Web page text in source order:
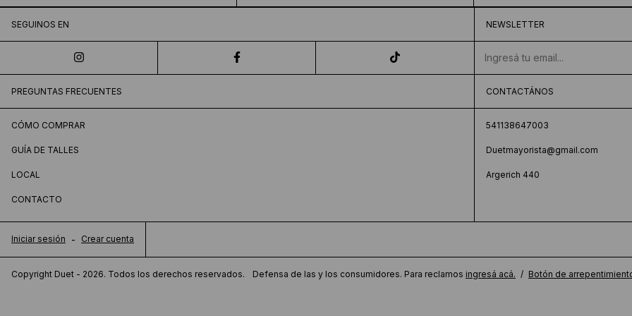
SEGUINOS EN NEWSLETTER
PREGUNTAS FRECUENTES
CÓMO COMPRAR
GUÍA DE TALLES
LOCAL
CONTACTO
CONTACTÁNOS
541138647003
Duetmayorista@gmail.com
Argerich 440
Iniciar sesión - Crear cuenta
Copyright Duet - 2026. Todos los derechos reservados. Defensa de las y los consumidores. Para reclamos ingresá acá. / Botón de